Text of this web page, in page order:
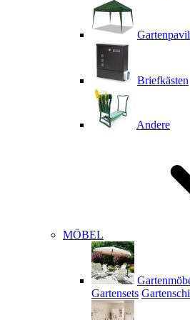
Briefkästen
Andere
MÖBEL
Gartensets